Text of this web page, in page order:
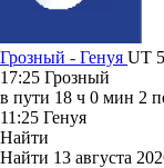
Грозный - Генуя UT
17:25 Грозный
в пути 18 ч 0 мин 2
11:25 Генуя
Найти
Найти 13 августа